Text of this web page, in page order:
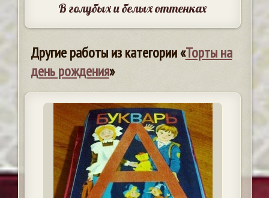
В голубых и белых оттенках
Другие работы из категории «Торты на
день рождения»